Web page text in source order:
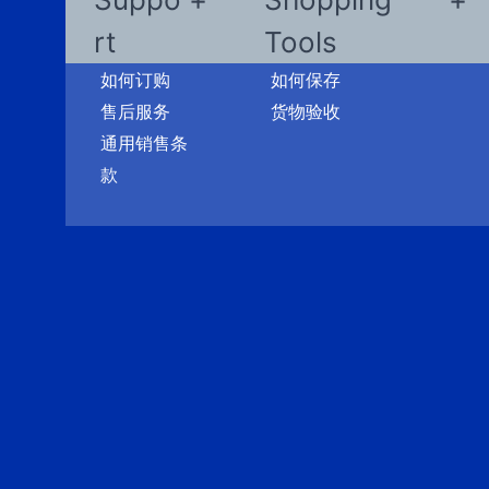
rt
如何订购
售后服务
通用销售条
款
Tools
如何保存
货物验收